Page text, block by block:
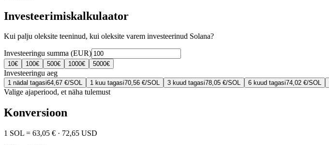
Investeerimiskalkulaator
Kui palju oleksite teeninud, kui oleksite varem investeerinud Solana?
Investeeringu summa (EUR)
10€ 100€ 500€ 1000€ 5000€
Investeeringu aeg
1 nädal tagasi64,67 €/SOL 1 kuu tagasi70,56 €/SOL 3 kuud tagasi78,05 €/SOL 6 kuud tagasi74,02 €/SOL
Valige ajaperiood, et näha tulemust
Konversioon
1 SOL = 63,05 € · 72,65 USD